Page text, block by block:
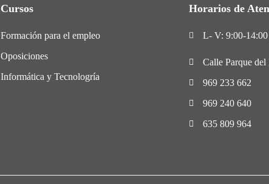
Cursos
Formación para el empleo
Oposiciones
Informática y Tecnologría
Horarios de
L- V: 9:00-
Calle Parque
969 233 662
969 240 640
635 809 964